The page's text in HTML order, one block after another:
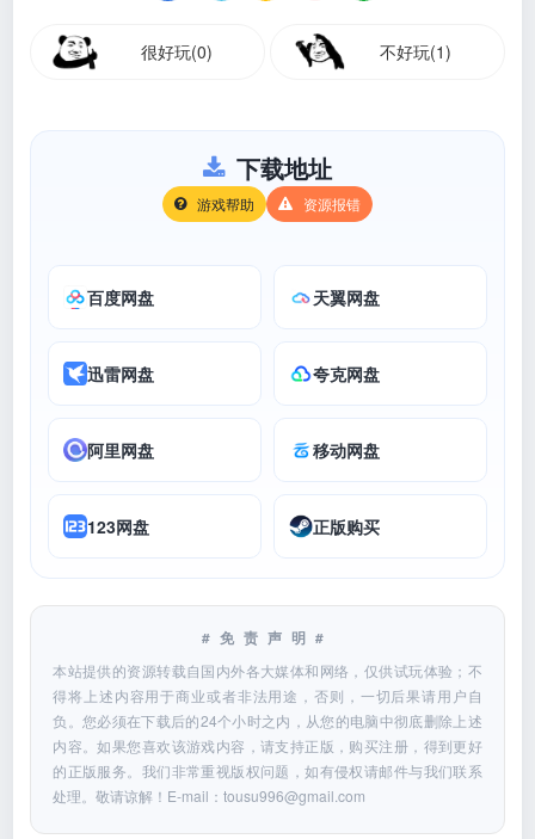
很好玩(0) 不好玩(1)
下载地址
游戏帮助 资源报错
百度网盘 天翼网盘
迅雷网盘 夸克网盘
阿里网盘 移动网盘
123网盘 正版购买
#免责声明#
本站提供的资源转载自国内外各大媒体和网络，仅供试玩体验；不
得将上述内容用于商业或者非法用途，否则，一切后果请用户自
负。您必须在下载后的24个小时之内，从您的电脑中彻底删除上述
内容。如果您喜欢该游戏内容，请支持正版，购买注册，得到更好
的正版服务。我们非常重视版权问题，如有侵权请邮件与我们联系
处理。敬请谅解！E-mail：tousu996@gmail.com